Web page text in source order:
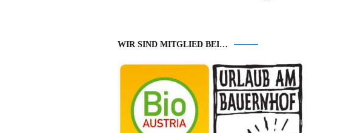
WIR SIND MITGLIED BEI…